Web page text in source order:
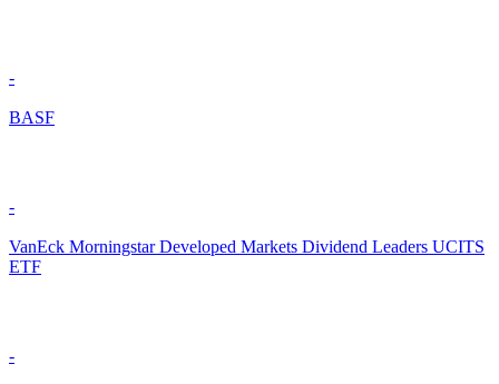
-
BASF
-
VanEck Morningstar Developed Markets Dividend Leaders UCITS
ETF
-